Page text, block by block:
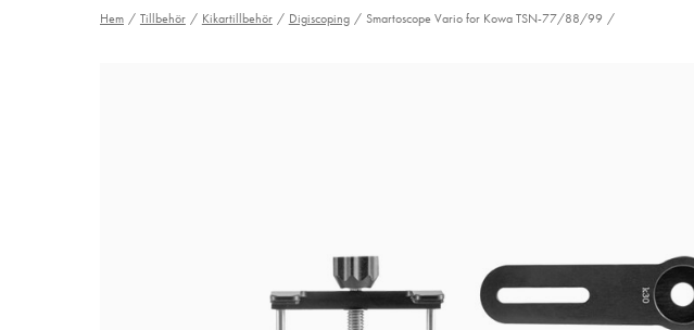
Hem Tillbehör Kikartillbehör Digiscoping Smartoscope Vario for Kowa TSN-77/88/99